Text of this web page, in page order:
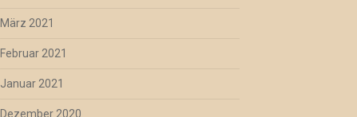
März 2021
Februar 2021
Januar 2021
Dezember 2020